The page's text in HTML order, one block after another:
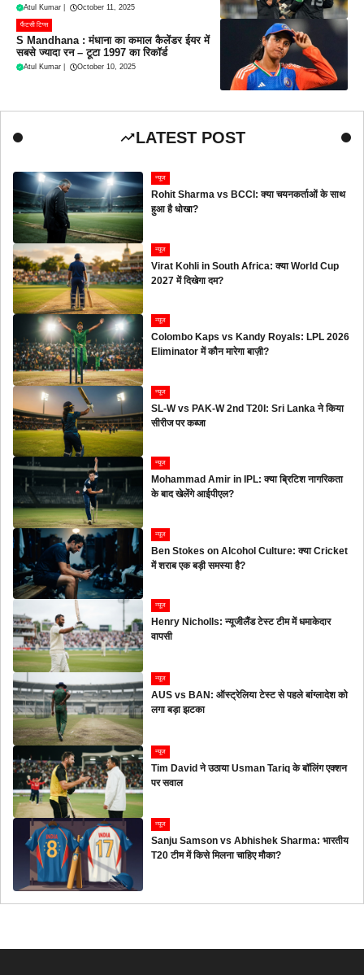
Atul Kumar October 11, 2025
फैंटसी टिप्स
S Mandhana : मंधाना का कमाल कैलेंडर ईयर में
सबसे ज्यादा रन – टूटा 1997 का रिकॉर्ड
Atul Kumar October 10, 2025
LATEST POST
न्यूज
Rohit Sharma vs BCCI: क्या चयनकर्ताओं के साथ
हुआ है धोखा?
न्यूज
Virat Kohli in South Africa: क्या World Cup
2027 में दिखेगा दम?
न्यूज
Colombo Kaps vs Kandy Royals: LPL 2026
Eliminator में कौन मारेगा बाज़ी?
न्यूज
SL-W vs PAK-W 2nd T20I: Sri Lanka ने किया
सीरीज पर कब्जा
न्यूज
Mohammad Amir in IPL: क्या ब्रिटिश नागरिकता
के बाद खेलेंगे आईपीएल?
न्यूज
Ben Stokes on Alcohol Culture: क्या Cricket
में शराब एक बड़ी समस्या है?
न्यूज
Henry Nicholls: न्यूजीलैंड टेस्ट टीम में धमाकेदार
वापसी
न्यूज
AUS vs BAN: ऑस्ट्रेलिया टेस्ट से पहले बांग्लादेश को
लगा बड़ा झटका
न्यूज
Tim David ने उठाया Usman Tariq के बॉलिंग एक्शन
पर सवाल
न्यूज
Sanju Samson vs Abhishek Sharma: भारतीय
T20 टीम में किसे मिलना चाहिए मौका?